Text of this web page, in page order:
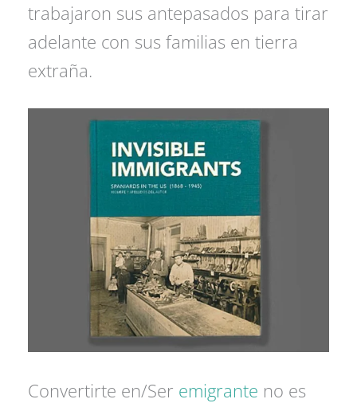
trabajaron sus antepasados para tirar
adelante con sus familias en tierra
extraña.
Convertirte en/Ser emigrante no es